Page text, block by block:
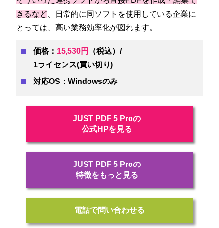
きるなど 、日常的に同ソフトを使用している企業に
とっては、高い業務効率化が図れます。
価格： 15,530円
（税込）/
1ライセンス(買い切り)
対応OS：Windowsのみ
JUST PDF 5 Proの
公式HPを見る
JUST PDF 5 Proの
特徴をもっと見る
電話で問い合わせる